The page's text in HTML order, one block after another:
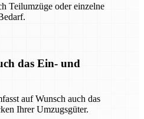
Teilumzüge oder einzelne
das Ein- und
auf Wunsch auch das
Ihrer Umzugsgüter.